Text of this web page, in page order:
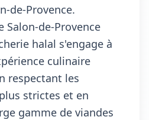
de-Provence.
Salon-de-Provence
halal s'engage à
culinaire
respectant les
strictes et en
gamme de viandes